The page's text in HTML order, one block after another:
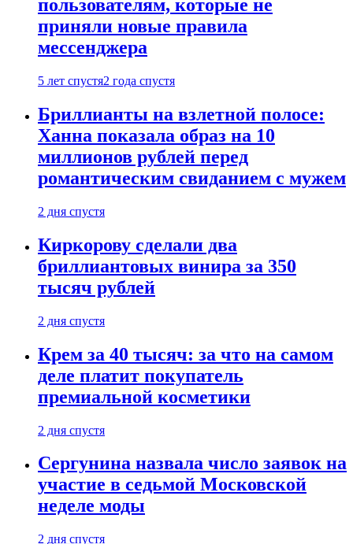
пользователям, которые не
приняли новые правила
мессенджера
5 лет спустя2 года спустя
Бриллианты на взлетной полосе:
Ханна показала образ на 10
миллионов рублей перед
романтическим свиданием с мужем
2 дня спустя
Киркорову сделали два
бриллиантовых винира за 350
тысяч рублей
2 дня спустя
Крем за 40 тысяч: за что на самом
деле платит покупатель
премиальной косметики
2 дня спустя
Сергунина назвала число заявок на
участие в седьмой Московской
неделе моды
2 дня спустя